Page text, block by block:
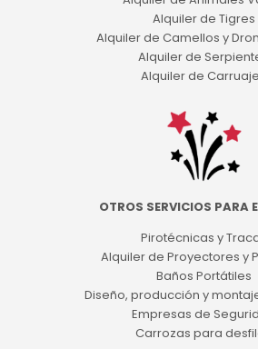
Alquiler de Tigres
Alquiler de Camellos y
Alquiler de
Alquiler de
OTROS SERVICIOS PARA
Pirotécnicas y
Alquiler de Proyectores y
Baños Portátiles
Diseño, producción y
Empresas de
Carrozas para